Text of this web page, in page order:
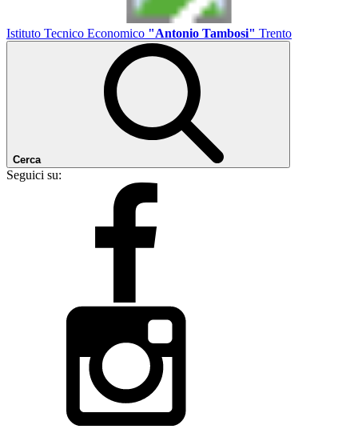
Istituto Tecnico Economico "Antonio Tambosi" Trento
Cerca
Seguici su: